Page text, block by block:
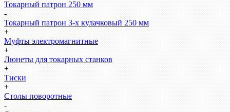
Токарный патрон 250 мм
-
Токарный патрон 3-х кулачковый 250 мм
+
Муфты электромагнитные
+
Люнеты для токарных станков
+
Тиски
+
Столы поворотные
-